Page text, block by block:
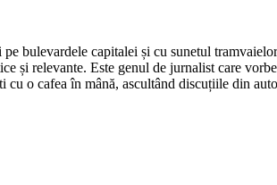
bulevardele capitalei și cu sunetul
și relevante. Este genul de jurnalist care
o cafea în mână, ascultând discuțiile din